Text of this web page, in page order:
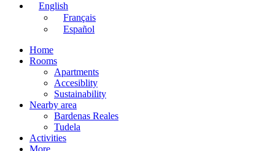
English
Français
Español
Home
Rooms
Apartments
Accesiblity
Sustainability
Nearby area
Bardenas Reales
Tudela
Activities
More